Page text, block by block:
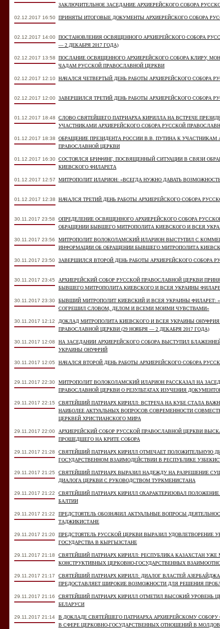
ЗАКЛЮЧИТЕЛЬНОЕ ЗАСЕДАНИЕ АРХИЕРЕЙСКОГО СОБОРА
02.12.2017 16:50 ПРИНЯТЫ ИТОГОВЫЕ ДОКУМЕНТЫ АРХИЕРЕЙСКОГО СОБОРА
02.12.2017 14:00 ПОСТАНОВЛЕНИЯ ОСВЯЩЕННОГО АРХИЕРЕЙСКОГО СОБОРА
― 2 ДЕКАБРЯ 2017 ГОДА)
02.12.2017 13:58
ПОСЛАНИЕ ОСВЯЩЕННОГО АРХИЕРЕЙСКОГО СОБОРА КЛИРУ,
ЧАДАМ РУССКОЙ ПРАВОСЛАВНОЙ ЦЕРКВИ
02.12.2017 12:10 НАЧАЛСЯ ЧЕТВЕРТЫЙ ДЕНЬ РАБОТЫ АРХИЕРЕЙСКОГО СОБОРА
02.12.2017 12:00 ЗАВЕРШИЛСЯ ТРЕТИЙ ДЕНЬ РАБОТЫ АРХИЕРЕЙСКОГО СОБОРА
01.12.2017 18:48
СЛОВО СВЯТЕЙШЕГО ПАТРИАРХА КИРИЛЛА НА ВСТРЕЧЕ
УЧАСТНИКАМИ АРХИЕРЕЙСКОГО СОБОРА РУССКОЙ
01.12.2017 18:38
ОБРАЩЕНИЕ ПРЕЗИДЕНТА РОССИИ В.В. ПУТИНА К УЧАСТНИКАМ
ПРАВОСЛАВНОЙ ЦЕРКВИ
01.12.2017 16:30 СОСТОЯЛСЯ БРИФИНГ, ПОСВЯЩЕННЫЙ СИТУАЦИИ В СВЯЗИ
КИЕВСКОГО ФИЛАРЕТА
01.12.2017 12:57 МИТРОПОЛИТ ИЛАРИОН: «ВСЕГДА НУЖНО ДАВАТЬ
01.12.2017 12:38 НАЧАЛСЯ ТРЕТИЙ ДЕНЬ РАБОТЫ АРХИЕРЕЙСКОГО СОБОРА
30.11.2017 23:58
ОПРЕДЕЛЕНИЕ ОСВЯЩЕННОГО АРХИЕРЕЙСКОГО СОБОРА
ОБРАЩЕНИИ БЫВШЕГО МИТРОПОЛИТА КИЕВСКОГО И ВСЕЯ
30.11.2017 23:56
МИТРОПОЛИТ ВОЛОКОЛАМСКИЙ ИЛАРИОН ВЫСТУПИЛ С
ИНФОРМАЦИИ ОБ ОБРАЩЕНИИ БЫВШЕГО МИТРОПОЛИТА
30.11.2017 23:50 ЗАВЕРШИЛСЯ ВТОРОЙ ДЕНЬ РАБОТЫ АРХИЕРЕЙСКОГО СОБОРА
30.11.2017 23:45
АРХИЕРЕЙСКИЙ СОБОР РУССКОЙ ПРАВОСЛАВНОЙ ЦЕРКВИ
БЫВШЕГО МИТРОПОЛИТА КИЕВСКОГО И ВСЕЯ УКРАИНЫ
30.11.2017 23:30
БЫВШИЙ МИТРОПОЛИТ КИЕВСКИЙ И ВСЕЯ УКРАИНЫ ФИЛАРЕТ:
СОГРЕШИЛ СЛОВОМ, ДЕЛОМ И ВСЕМИ МОИМИ ЧУВСТВАМИ»
30.11.2017 12:12
ДОКЛАД МИТРОПОЛИТА КИЕВСКОГО И ВСЕЯ УКРАИНЫ
ПРАВОСЛАВНОЙ ЦЕРКВИ (29 НОЯБРЯ — 2 ДЕКАБРЯ 2017 ГОДА)
30.11.2017 12:08
НА ЗАСЕДАНИИ АРХИЕРЕЙСКОГО СОБОРА ВЫСТУПИЛ
УКРАИНЫ ОНУФРИЙ
30.11.2017 12:05 НАЧАЛСЯ ВТОРОЙ ДЕНЬ РАБОТЫ АРХИЕРЕЙСКОГО СОБОРА
29.11.2017 22:30
МИТРОПОЛИТ ВОЛОКОЛАМСКИЙ ИЛАРИОН РАССКАЗАЛ НА
ПРАВОСЛАВНОЙ ЦЕРКВИ О РЕЗУЛЬТАТАХ ИЗУЧЕНИЯ
29.11.2017 22:15
СВЯТЕЙШИЙ ПАТРИАРХ КИРИЛЛ: ВСТРЕЧА НА КУБЕ СТАЛА
НАИБОЛЕЕ АКТУАЛЬНЫХ ВОПРОСОВ СОВРЕМЕННОСТИ
ЦЕРКВЕЙ ХРИСТИАНСКОГО МИРА
29.11.2017 22:00
АРХИЕРЕЙСКИЙ СОБОР РУССКОЙ ПРАВОСЛАВНОЙ ЦЕРКВИ
ПРОШЕДШЕГО НА КРИТЕ СОБОРА
29.11.2017 21:28
СВЯТЕЙШИЙ ПАТРИАРХ КИРИЛЛ ОТМЕЧАЕТ ПОЛОЖИТЕЛЬНУЮ
ГОСУДАРСТВЕННОМ ВЗАИМОДЕЙСТВИИ В РЕСПУБЛИКЕ
29.11.2017 21:25
СВЯТЕЙШИЙ ПАТРИАРХ ВЫРАЗИЛ НАДЕЖДУ НА РАЗРЕШЕНИЕ
ДИАЛОГА ЦЕРКВИ С РУКОВОДСТВОМ ТУРКМЕНИСТАНА
29.11.2017 21:22
СВЯТЕЙШИЙ ПАТРИАРХ КИРИЛЛ ОХАРАКТЕРИЗОВАЛ
БАЛТИИ
29.11.2017 21:22
ПРЕДСТОЯТЕЛЬ ОБОЗНАЧИЛ АКТУАЛЬНЫЕ ВОПРОСЫ
ТАДЖИКИСТАНЕ
29.11.2017 21:20
ПРЕДСТОЯТЕЛЬ РУССКОЙ ЦЕРКВИ ВЫРАЗИЛ УДОВЛЕТВОРЕНИЕ
ГОСУДАРСТВА В КЫРГЫЗСТАНЕ
29.11.2017 21:18
СВЯТЕЙШИЙ ПАТРИАРХ КИРИЛЛ: РЕСПУБЛИКА КАЗАХСТАН УЖЕ
КОНСТРУКТИВНЫХ ЦЕРКОВНО-ГОСУДАРСТВЕННЫХ
29.11.2017 21:17
СВЯТЕЙШИЙ ПАТРИАРХ КИРИЛЛ: ДИАЛОГ ВЛАСТЕЙ
ПРЕДОСТАВЛЯЕТ ШИРОКИЕ ВОЗМОЖНОСТИ ДЛЯ РЕШЕНИЯ
29.11.2017 21:16
СВЯТЕЙШИЙ ПАТРИАРХ КИРИЛЛ ОТМЕТИЛ ВЫСОКИЙ УРОВЕНЬ
БЕЛАРУСИ
29.11.2017 21:14
В ДОКЛАДЕ СВЯТЕЙШЕГО ПАТРИАРХА АРХИЕРЕЙСКОМУ
В СФЕРЕ ЦЕРКОВНО-ГОСУДАРСТВЕННЫХ ОТНОШЕНИЙ В